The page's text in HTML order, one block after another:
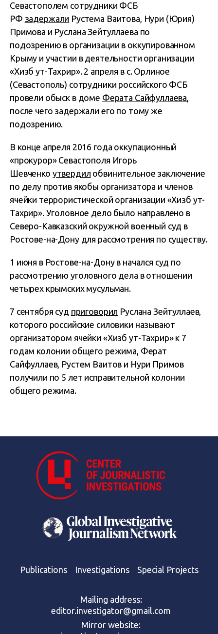
Севастополем сотрудники ФСБ
РФ задержали Рустема Ваитова, Нури (Юрия)
Примова и Руслана Зейтуллаева по
подозрению в организации в оккупированном
Крыму и участии в деятельности организации
«Хизб ут-Тахрир». 2 апреля в с. Орлиное
(Севастополь) сотрудники российского ФСБ
провели обыск в доме Ферата Сайфуллаева,
после чего задержали его по тому же
подозрению.
В конце апреля 2016 года оккупационный
«прокурор» Севастополя Игорь
Шевченко утвердил обвинительное заключение
по делу против якобы организатора и членов
ячейки террористической организации «Хизб ут-
Тахрир». Уголовное дело было направлено в
Северо-Кавказский окружной военный суд в
Ростове-на-Дону для рассмотрения по существу.
1 июня в Ростове-на-Дону в начался суд по
рассмотрению уголовного дела в отношении
четырех крымских мусульман.
7 сентября суд приговорил Руслана Зейтуллаев,
которого российские силовики называют
организатором ячейки «Хизб ут-Тахрир» к 7
годам колонии общего режима, Ферат
Сайфуллаев, Рустем Ваитов и Нури Примов
получили по 5 лет исправительной колонии
общего режима.
Publications Investigations Special Projects
Mailing address:
editor.investigator@gmail.com
Mirror website: